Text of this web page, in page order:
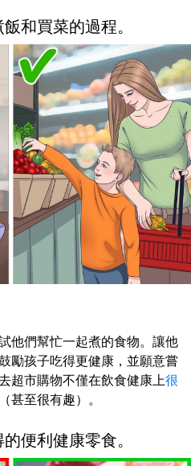
和買菜的過程。
他們幫忙一起煮的食物。讓他
勵孩子吃得更健康，並願意嘗
超市購物不僅在飲食健康上很
甚至很有趣）。
便利健康零食。